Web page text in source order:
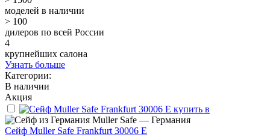
моделей в наличии
> 100
дилеров по всей России
4
крупнейших салона
Узнать больше
Категории:
В наличии
Акция
Muller Safe — Германия
Сейф Muller Safe Frankfurt 30006 E